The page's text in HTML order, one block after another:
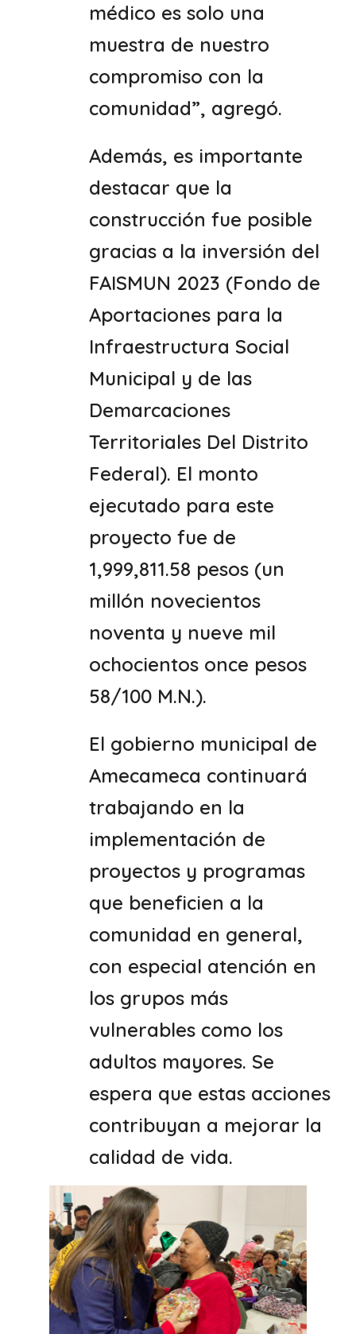
médico es solo una
muestra de nuestro
compromiso con la
comunidad”, agregó.
Además, es importante
destacar que la
construcción fue posible
gracias a la inversión del
FAISMUN 2023 (Fondo de
Aportaciones para la
Infraestructura Social
Municipal y de las
Demarcaciones
Territoriales Del Distrito
Federal). El monto
ejecutado para este
proyecto fue de
1,999,811.58 pesos (un
millón novecientos
noventa y nueve mil
ochocientos once pesos
58/100 M.N.).
El gobierno municipal de
Amecameca continuará
trabajando en la
implementación de
proyectos y programas
que beneficien a la
comunidad en general,
con especial atención en
los grupos más
vulnerables como los
adultos mayores. Se
espera que estas acciones
contribuyan a mejorar la
calidad de vida.